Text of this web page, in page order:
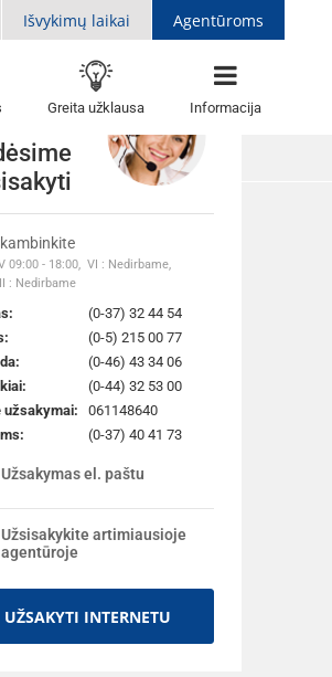
Išvykimų laikai Agentūroms
Greita užklausa Informacija
„Vizium“ - Liepoja 2d.
09:00 - 18:00, VI : Nedirbame,
: Nedirbame
(0-37) 32 44 54
(0-5) 215 00 77
(0-46) 43 34 06
(0-44) 32 53 00
užsakymai:
061148640
(0-37) 40 41 73
Užsakymas el. paštu
Užsisakykite artimiausioje
agentūroje
UŽSAKYTI INTERNETU